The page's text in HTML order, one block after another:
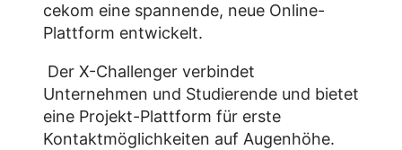
cekom eine spannende, neue Online-
Plattform entwickelt.
Der X-Challenger verbindet
Unternehmen und Studierende und bietet
eine Projekt-Plattform für erste
Kontaktmöglichkeiten auf Augenhöhe.